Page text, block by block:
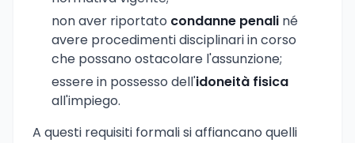
non aver riportato condanne penali né
avere procedimenti disciplinari in corso
che possano ostacolare l'assunzione;
essere in possesso dell'idoneità fisica
all'impiego.
A questi requisiti formali si affiancano quelli